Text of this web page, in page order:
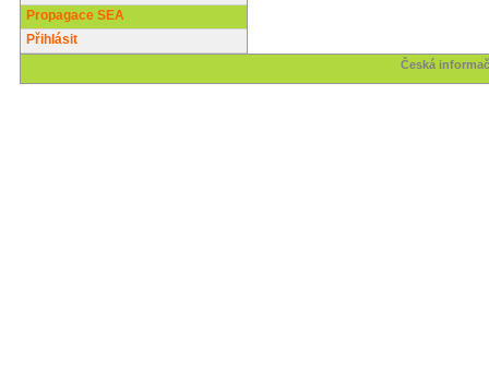
Propagace SEA
Přihlásit
Česká